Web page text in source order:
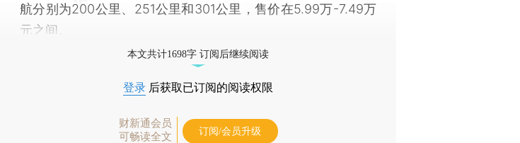
航分别为200公里、251公里和301公里，售价在5.99万-7.49万
元之间。
本文共计1698字 订阅后继续阅读
登录 后获取已订阅的阅读权限
财新通会员
可畅读全文
订阅/会员升级